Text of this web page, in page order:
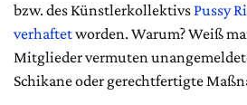
bzw. des Künstlerkollektivs Pussy
verhaftetworden. Warum? Weiß
Mitglieder vermuten
Schikane oder gerechtfertigte